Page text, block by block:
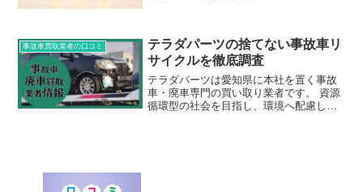
事故車買取業者の口コミ
テラダパーツの捨てない事故車リ
サイクルを徹底調査
テラダパーツは愛知県に本社を置く事故
車・廃車専門の買い取り業者です。 資源
循環型の社会を目指し、環境へ配慮した